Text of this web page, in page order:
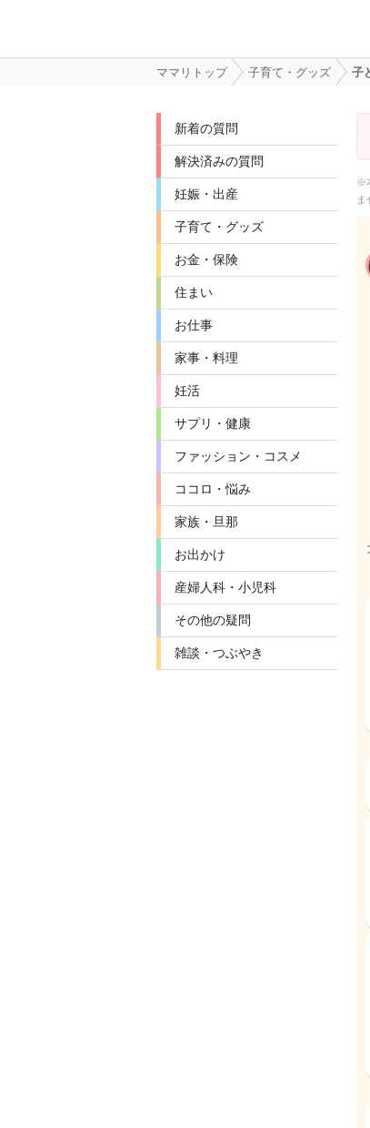
ママリトップ 子育て・グッズ 子
新着の質問
解決済みの質問
妊娠・出産
子育て・グッズ
お金・保険
住まい
お仕事
家事・料理
妊活
サプリ・健康
ファッション・コスメ
ココロ・悩み
家族・旦那
お出かけ
産婦人科・小児科
その他の疑問
雑談・つぶやき
※
ま